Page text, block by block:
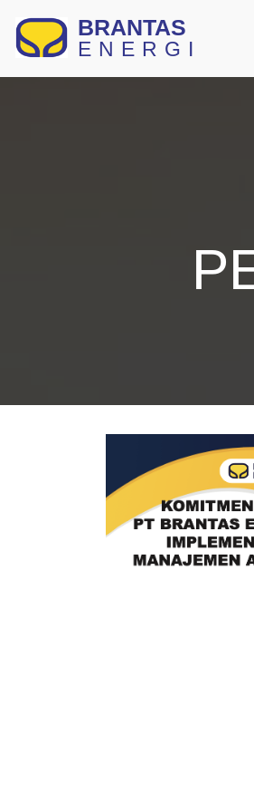
BRANTAS
ENERGI